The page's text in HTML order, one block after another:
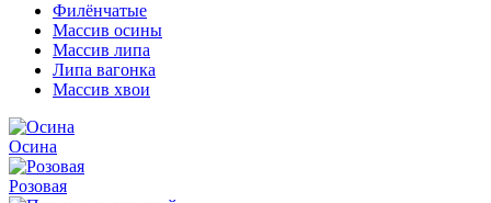
Филёнчатые
Массив осины
Массив липа
Липа вагонка
Массив хвои
Осина
Розовая